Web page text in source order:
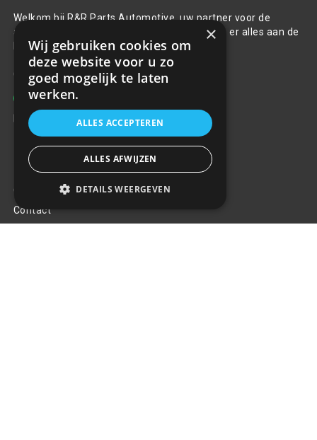
Welkom bij R&R Parts Automotive, uw partner voor de
aanschaf van alle auto accessoires. Wij doen er alles aan de
beste selectie, service & prijs te bieden.
Contact
+31(0)85 486 83 17
info@rrparts.nl
Klantenservice
Over ons
Contact
×
Wij gebruiken cookies om
deze website voor u zo
goed mogelijk te laten
werken.
ALLES ACCEPTEREN
ALLES AFWIJZEN
DETAILS WEERGEVEN